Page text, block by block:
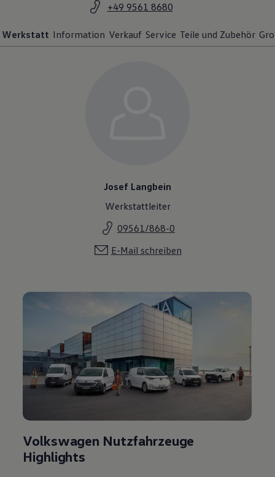
+49 9561 8680
Werkstatt Information Verkauf Service Teile und Zubehör
Josef Langbein
Werkstattleiter
09561/868-0
E-Mail schreiben
Volkswagen Nutzfahrzeuge
Highlights